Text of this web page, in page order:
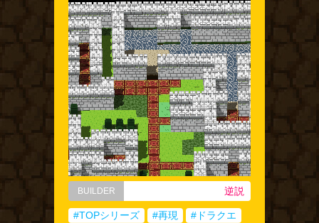
BUILDER 逆説
#TOPシリーズ #再現 #ドラクエ